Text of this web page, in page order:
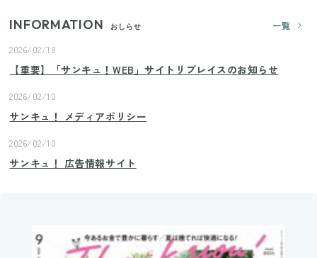
INFORMATION おしらせ
一覧
2026/02/18
【重要】「サンキュ！WEB」サイトリプレイスのお知らせ
2026/02/10
サンキュ！ メディアポリシー
2026/02/10
サンキュ！ 広告情報サイト